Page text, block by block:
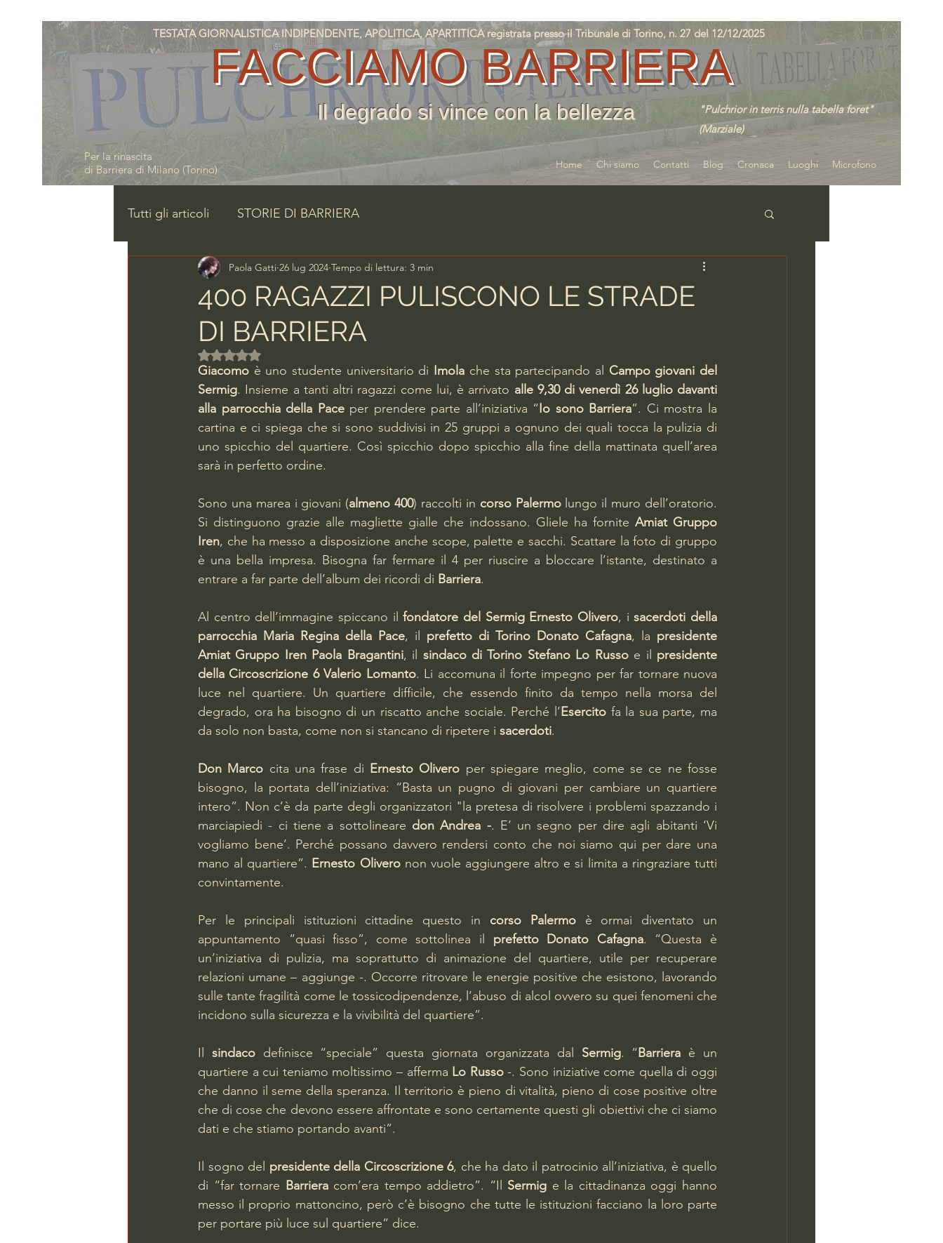
Per la rinascita
di Barriera di Milano (Torino)
FACCIAMO BARRIERA
Il degrado si vince con la bellezza
"Pulchrior in terris nulla tabella foret"
(Marziale)
Home Chi siamo Contatti Blog Cronaca Luoghi Microfono
TESTATA GIORNALISTICA INDIPENDENTE, APOLITICA, APARTITICA registrata presso il Tribunale di Torino, n. 27 del 12/12/2025
Tutti gli articoli STORIE DI BARRIERA
400 RAGAZZI PULISCONO LE STRADE
DI BARRIERA
Paola Gatti 26 lug 2024 Tempo di lettura: 3 min
Valutazione NaN stelle su 5.
Giacomo è uno studente universitario di Imola che sta partecipando al Campo giovani del
Sermig. Insieme a tanti altri ragazzi come lui, è arrivato alle 9,30 di venerdì 26 luglio davanti
alla parrocchia della Pace per prendere parte all’iniziativa “Io sono Barriera”. Ci mostra la
cartina e ci spiega che si sono suddivisi in 25 gruppi a ognuno dei quali tocca la pulizia di
uno spicchio del quartiere. Così spicchio dopo spicchio alla fine della mattinata quell’area
sarà in perfetto ordine.
Sono una marea i giovani (almeno 400) raccolti in corso Palermo lungo il muro dell’oratorio.
Si distinguono grazie alle magliette gialle che indossano. Gliele ha fornite Amiat Gruppo
Iren, che ha messo a disposizione anche scope, palette e sacchi. Scattare la foto di gruppo
è una bella impresa. Bisogna far fermare il 4 per riuscire a bloccare l’istante, destinato a
entrare a far parte dell’album dei ricordi di Barriera.
Al centro dell’immagine spiccano il fondatore del Sermig Ernesto Olivero, i sacerdoti della
parrocchia Maria Regina della Pace, il prefetto di Torino Donato Cafagna, la presidente
Amiat Gruppo Iren Paola Bragantini, il sindaco di Torino Stefano Lo Russo e il presidente
della Circoscrizione 6 Valerio Lomanto. Li accomuna il forte impegno per far tornare nuova
luce nel quartiere. Un quartiere difficile, che essendo finito da tempo nella morsa del
degrado, ora ha bisogno di un riscatto anche sociale. Perché l’Esercito fa la sua parte, ma
da solo non basta, come non si stancano di ripetere i sacerdoti.
Don Marco cita una frase di Ernesto Olivero per spiegare meglio, come se ce ne fosse
bisogno, la portata dell’iniziativa: “Basta un pugno di giovani per cambiare un quartiere
intero”. Non c’è da parte degli organizzatori "la pretesa di risolvere i problemi spazzando i
marciapiedi - ci tiene a sottolineare don Andrea -. E’ un segno per dire agli abitanti ‘Vi
vogliamo bene’. Perché possano davvero rendersi conto che noi siamo qui per dare una
mano al quartiere”. Ernesto Olivero non vuole aggiungere altro e si limita a ringraziare tutti
convintamente.
Per le principali istituzioni cittadine questo in corso Palermo è ormai diventato un
appuntamento “quasi fisso”, come sottolinea il prefetto Donato Cafagna. “Questa è
un’iniziativa di pulizia, ma soprattutto di animazione del quartiere, utile per recuperare
relazioni umane – aggiunge -. Occorre ritrovare le energie positive che esistono, lavorando
sulle tante fragilità come le tossicodipendenze, l’abuso di alcol ovvero su quei fenomeni che
incidono sulla sicurezza e la vivibilità del quartiere”.
Il sindaco definisce “speciale” questa giornata organizzata dal Sermig. “Barriera è un
quartiere a cui teniamo moltissimo – afferma Lo Russo -. Sono iniziative come quella di oggi
che danno il seme della speranza. Il territorio è pieno di vitalità, pieno di cose positive oltre
che di cose che devono essere affrontate e sono certamente questi gli obiettivi che ci siamo
dati e che stiamo portando avanti”.
Il sogno del presidente della Circoscrizione 6, che ha dato il patrocinio all’iniziativa, è quello
di “far tornare Barriera com’era tempo addietro”. “Il Sermig e la cittadinanza oggi hanno
messo il proprio mattoncino, però c’è bisogno che tutte le istituzioni facciano la loro parte
per portare più luce sul quartiere” dice.